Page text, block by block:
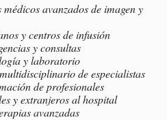
avanzados de imagen y
y centros de infusión
y consultas
y laboratorio
de especialistas
de profesionales
y extranjeros al hospital
avanzadas